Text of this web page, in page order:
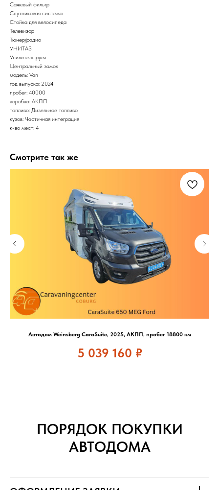
Сажевый фильтр
Спутниковая система
Стойка для велосипеда
Телевизор
Тюнер/радио
УНИТАЗ
Усилитель руля
Центральный замок
модель: Van
год выпуска: 2024
пробег: 40000
коробка: АКПП
топливо: Дизельное топливо
кузов: Частичная интеграция
к-во мест: 4
Смотрите так же
Автодом Weinsberg CaraSuite, 2025, АКПП, пробег 18800 км
5 039 160 ₽
ПОРЯДОК ПОКУПКИ
АВТОДОМА